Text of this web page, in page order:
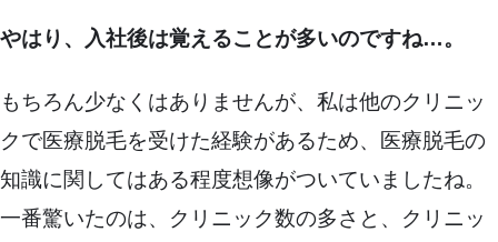
やはり、入社後は覚えることが多いのですね…。
もちろん少なくはありませんが、私は他のクリニッ
クで医療脱毛を受けた経験があるため、医療脱毛の
知識に関してはある程度想像がついていましたね。
一番驚いたのは、クリニック数の多さと、クリニッ